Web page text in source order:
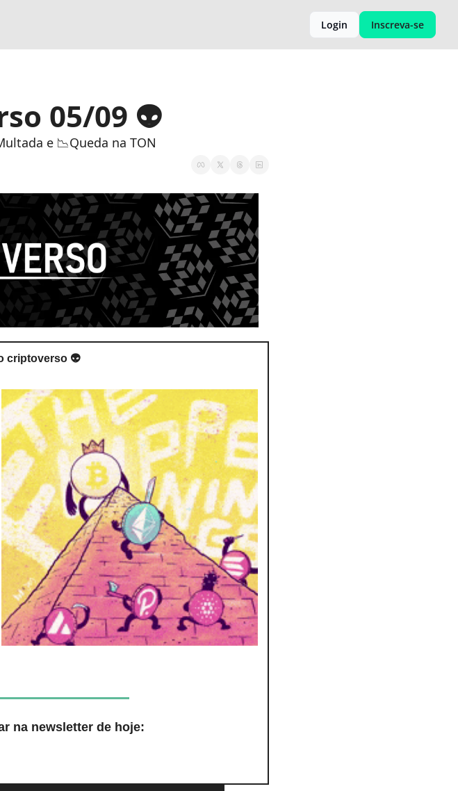
Login Inscreva-se
05/09 👽
e 📉Queda na TON
criptoverso 👽
na newsletter de hoje: